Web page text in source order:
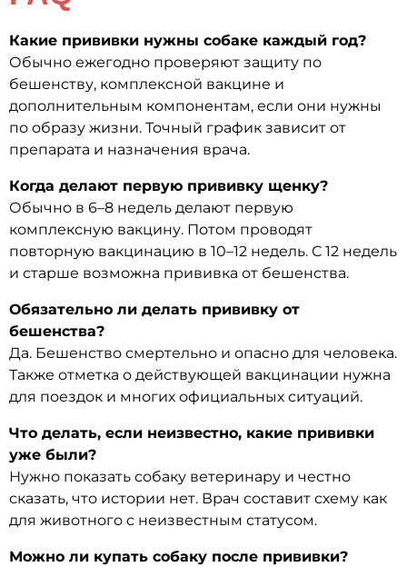
Какие прививки нужны собаке каждый год?
Обычно ежегодно проверяют защиту по
бешенству, комплексной вакцине и
дополнительным компонентам, если они нужны
по образу жизни. Точный график зависит от
препарата и назначения врача.
Когда делают первую прививку щенку?
Обычно в 6–8 недель делают первую
комплексную вакцину. Потом проводят
повторную вакцинацию в 10–12 недель. С 12 недель
и старше возможна прививка от бешенства.
Обязательно ли делать прививку от
бешенства?
Да. Бешенство смертельно и опасно для человека.
Также отметка о действующей вакцинации нужна
для поездок и многих официальных ситуаций.
Что делать, если неизвестно, какие прививки
уже были?
Нужно показать собаку ветеринару и честно
сказать, что истории нет. Врач составит схему как
для животного с неизвестным статусом.
Можно ли купать собаку после прививки?